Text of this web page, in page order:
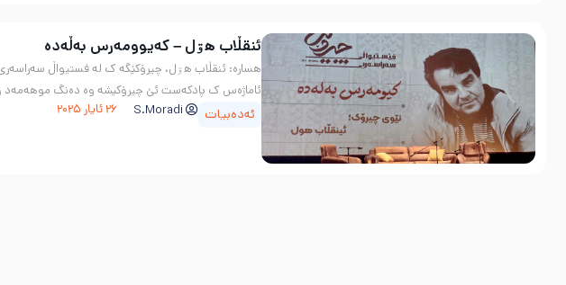
ئنقڵاب هۊل – کەیوومەرس بەڵەده
ئاماژەس ک پادکەست ئێ چیرۆکیشە وە دەنگ موهەمەد
ئەدەبیات S.Moradi 26 ئایار 2025